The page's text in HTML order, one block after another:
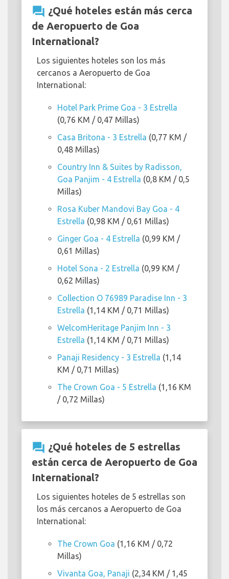
question_answer ¿Qué hoteles están más cerca
de Aeropuerto de Goa
International?
Los siguientes hoteles son los más
cercanos a Aeropuerto de Goa
International:
Hotel Park Prime Goa - 3 Estrella
(0,76 KM / 0,47 Millas)
Casa Britona - 3 Estrella (0,77 KM /
0,48 Millas)
Country Inn & Suites by Radisson,
Goa Panjim - 4 Estrella (0,8 KM / 0,5
Millas)
Rosa Kuber Mandovi Bay Goa - 4
Estrella (0,98 KM / 0,61 Millas)
Ginger Goa - 4 Estrella (0,99 KM /
0,61 Millas)
Hotel Sona - 2 Estrella (0,99 KM /
0,62 Millas)
Collection O 76989 Paradise Inn - 3
Estrella (1,14 KM / 0,71 Millas)
WelcomHeritage Panjim Inn - 3
Estrella (1,14 KM / 0,71 Millas)
Panaji Residency - 3 Estrella (1,14
KM / 0,71 Millas)
The Crown Goa - 5 Estrella (1,16 KM
/ 0,72 Millas)
question_answer ¿Qué hoteles de 5 estrellas
están cerca de Aeropuerto de Goa
International?
Los siguientes hoteles de 5 estrellas son
los más cercanos a Aeropuerto de Goa
International:
The Crown Goa (1,16 KM / 0,72
Millas)
Vivanta Goa, Panaji (2,34 KM / 1,45